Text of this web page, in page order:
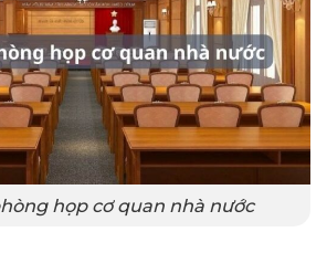
họp cơ quan nhà nước